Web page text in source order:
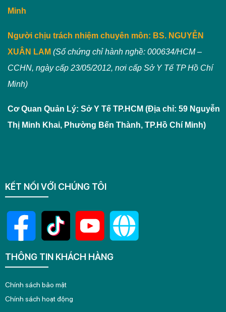
Minh
Người chịu trách nhiệm chuyên môn: BS. NGUYỄN
XUÂN LAM (Số chứng chỉ hành nghề: 000634/HCM –
CCHN, ngày cấp 23/05/2012, nơi cấp Sở Y Tế TP Hồ Chí
Minh)
Cơ Quan Quản Lý: Sở Y Tế TP.HCM (Địa chỉ: 59 Nguyễn
Thị Minh Khai, Phường Bến Thành, TP.Hồ Chí Minh)
KẾT NỐI VỚI CHÚNG TÔI
THÔNG TIN KHÁCH HÀNG
Chính sách bảo mật
Chính sách hoạt động